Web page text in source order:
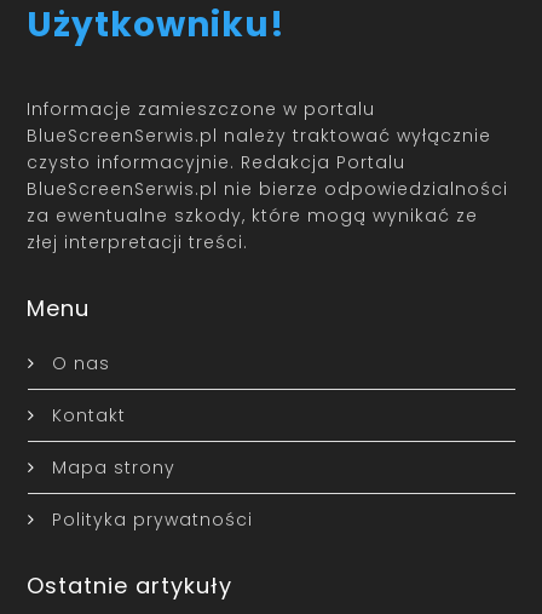
Użytkowniku!
Informacje zamieszczone w portalu
BlueScreenSerwis.pl należy traktować wyłącznie
czysto informacyjnie. Redakcja Portalu
BlueScreenSerwis.pl nie bierze odpowiedzialności
za ewentualne szkody, które mogą wynikać ze
złej interpretacji treści.
Menu
O nas
Kontakt
Mapa strony
Polityka prywatności
Ostatnie artykuły